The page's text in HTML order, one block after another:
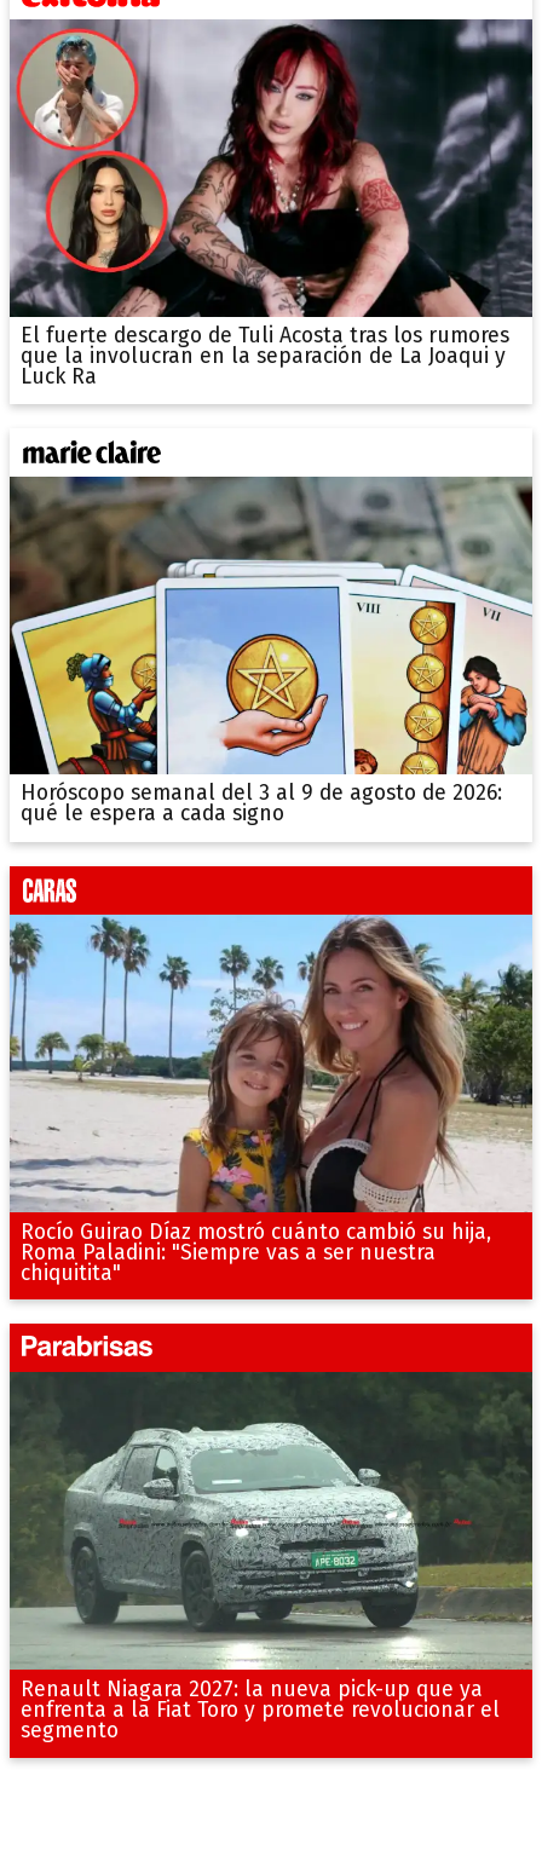
El fuerte descargo de Tuli Acosta tras los rumores
que la involucran en la separación de La Joaqui y
Luck Ra
Horóscopo semanal del 3 al 9 de agosto de 2026:
qué le espera a cada signo
Rocío Guirao Díaz mostró cuánto cambió su hija,
Roma Paladini: "Siempre vas a ser nuestra
chiquitita"
Renault Niagara 2027: la nueva pick-up que ya
enfrenta a la Fiat Toro y promete revolucionar el
segmento